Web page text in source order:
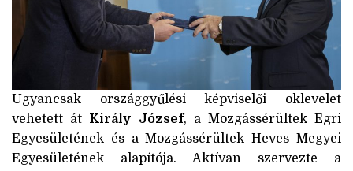
Ugyancsak országgyűlési képviselői oklevelet
vehetett át Király József, a Mozgássérültek Egri
Egyesületének és a Mozgássérültek Heves Megyei
Egyesületének alapítója. Aktívan szervezte a